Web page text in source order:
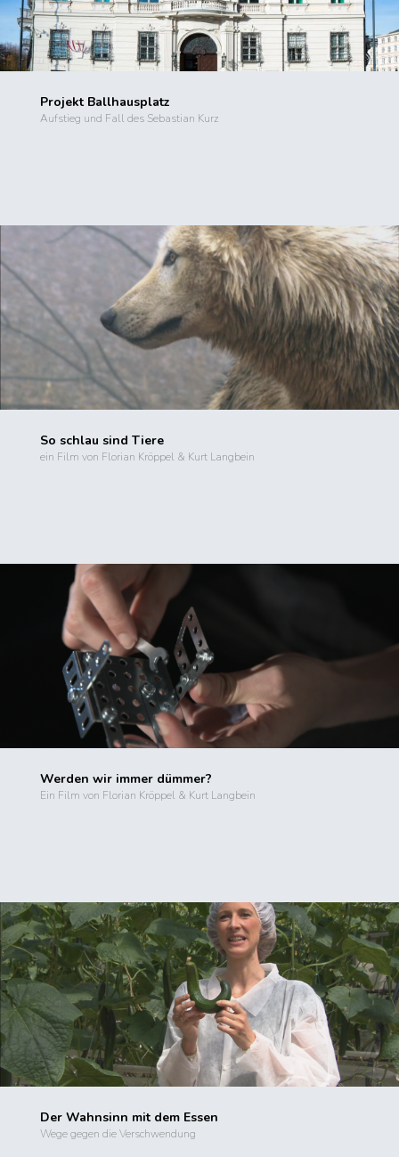
Projekt Ballhausplatz
Aufstieg und Fall des Sebastian Kurz
So schlau sind Tiere
ein Film von Florian Kröppel & Kurt Langbein
Werden wir immer dümmer?
Ein Film von Florian Kröppel & Kurt Langbein
Der Wahnsinn mit dem Essen
Wege gegen die Verschwendung